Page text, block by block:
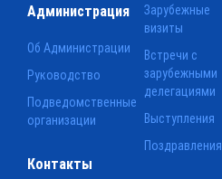
Зарубежные
визиты
Встречи с
зарубежными
делегациями
Выступления
Поздравления
Администрация
Об Администрации
Руководство
Подведомственные
организации
Контакты